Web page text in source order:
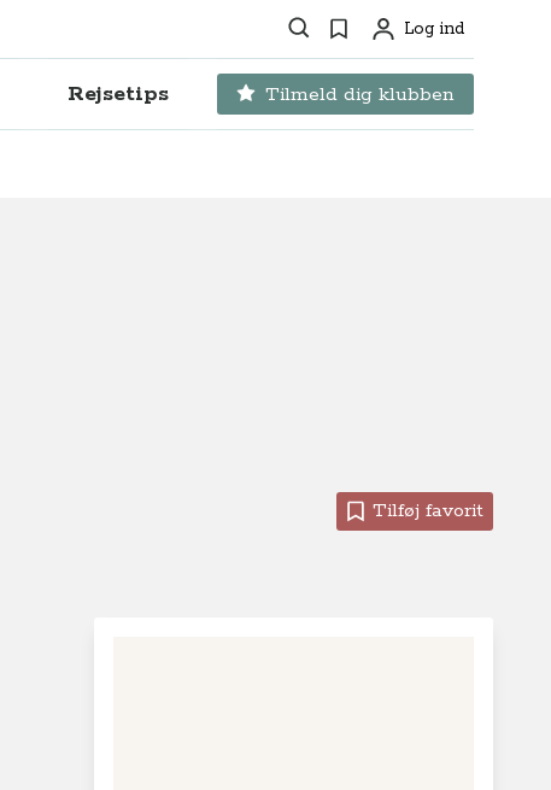
Søg Favoritter
ProfilLog ind
Rejsetips Tilmeld dig klubben
Tilføj favorit